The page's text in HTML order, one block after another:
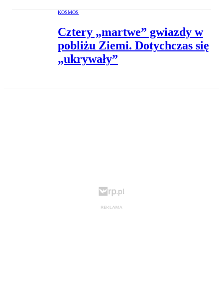
KOSMOS
Cztery „martwe” gwiazdy w
pobliżu Ziemi. Dotychczas się
„ukrywały”